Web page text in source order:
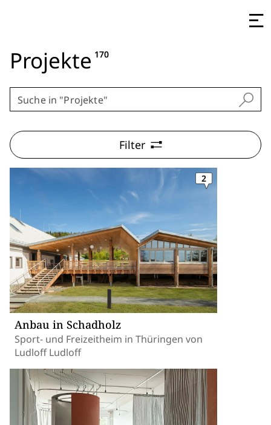
Projekte 170
Filter
Anbau in Schadholz
Sport- und Freizeitheim in Thüringen von
Ludloff Ludloff
2